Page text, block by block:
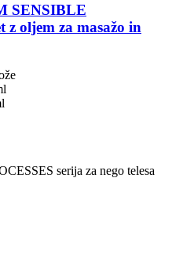
SENSIBLE
z oljem za masažo in
serija za nego telesa